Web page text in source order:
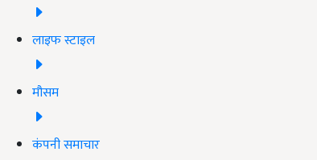
लाइफ स्टाइल
मौसम
कंपनी समाचार